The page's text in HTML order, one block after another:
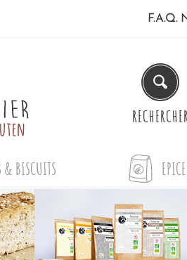
F.A.Q.
RECHERCHER
& BISCUITS